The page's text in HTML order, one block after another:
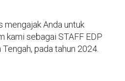
mengajak Anda untuk
kami sebagai STAFF EDP
pada tahun 2024.